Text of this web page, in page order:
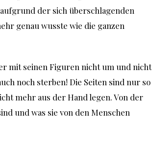
der sich überschlagenden
genau wusste wie die ganzen
mit seinen Figuren nicht um und nicht
noch sterben! Die Seiten sind nur so
mehr aus der Hand legen. Von der
und was sie von den Menschen